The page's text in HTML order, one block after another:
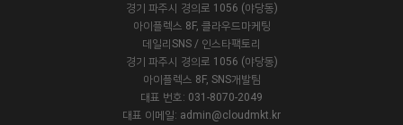
경기 파주시 경의로 1056 (야당동)
아이플렉스 8F, 클라우드마케팅
데일리SNS / 인스타팩토리
경기 파주시 경의로 1056 (야당동)
아이플렉스 8F, SNS개발팀
대표 번호: 031-8070-2049
대표 이메일: admin@cloudmkt.kr